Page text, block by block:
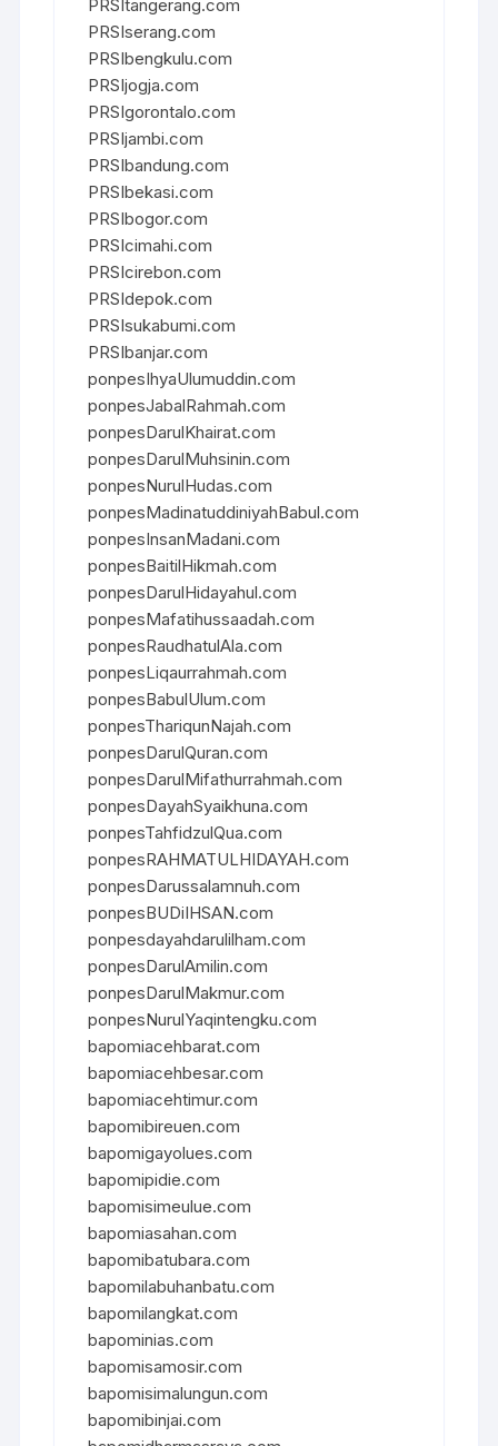
PRSItangerang.com
PRSIserang.com
PRSIbengkulu.com
PRSIjogja.com
PRSIgorontalo.com
PRSIjambi.com
PRSIbandung.com
PRSIbekasi.com
PRSIbogor.com
PRSIcimahi.com
PRSIcirebon.com
PRSIdepok.com
PRSIsukabumi.com
PRSIbanjar.com
ponpesIhyaUlumuddin.com
ponpesJabalRahmah.com
ponpesDarulKhairat.com
ponpesDarulMuhsinin.com
ponpesNurulHudas.com
ponpesMadinatuddiniyahBabul.com
ponpesInsanMadani.com
ponpesBaitilHikmah.com
ponpesDarulHidayahul.com
ponpesMafatihussaadah.com
ponpesRaudhatulAla.com
ponpesLiqaurrahmah.com
ponpesBabulUlum.com
ponpesThariqunNajah.com
ponpesDarulQuran.com
ponpesDarulMifathurrahmah.com
ponpesDayahSyaikhuna.com
ponpesTahfidzulQua.com
ponpesRAHMATULHIDAYAH.com
ponpesDarussalamnuh.com
ponpesBUDiIHSAN.com
ponpesdayahdarulilham.com
ponpesDarulAmilin.com
ponpesDarulMakmur.com
ponpesNurulYaqintengku.com
bapomiacehbarat.com
bapomiacehbesar.com
bapomiacehtimur.com
bapomibireuen.com
bapomigayolues.com
bapomipidie.com
bapomisimeulue.com
bapomiasahan.com
bapomibatubara.com
bapomilabuhanbatu.com
bapomilangkat.com
bapominias.com
bapomisamosir.com
bapomisimalungun.com
bapomibinjai.com